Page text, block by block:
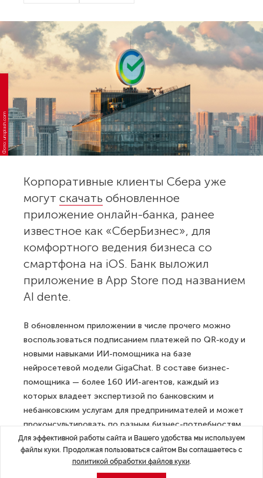
Фото: unsplash.com
Корпоративные клиенты Сбера уже
могут скачать обновленное
приложение онлайн-банка, ранее
известное как «СберБизнес», для
комфортного ведения бизнеса со
смартфона на iOS. Банк выложил
приложение в App Store под названием
AI dente.
В обновленном приложении в числе прочего можно
воспользоваться подписанием платежей по QR-коду и
новыми навыками ИИ-помощника на базе
нейросетевой модели GigaChat. В составе бизнес-
помощника — более 160 ИИ-агентов, каждый из
которых владеет экспертизой по банковским и
небанковским услугам для предпринимателей и может
проконсультировать по разным бизнес-потребностям.
В новой версии приложения также появилась
возможность подключиться к режиму
автоматизированной упрощенной системы
Для эффективной работы сайта и Вашего удобства мы используем
файлы куки. Продолжая пользоваться сайтом Вы соглашаетесь с
политикой обработки файлов куки.